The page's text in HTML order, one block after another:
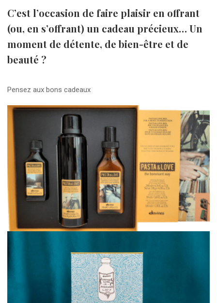
C’est l’occasion de faire plaisir en offrant
(ou, en s’offrant) un cadeau précieux… Un
moment de détente, de bien-être et de
beauté ?
Pensez aux bons cadeaux